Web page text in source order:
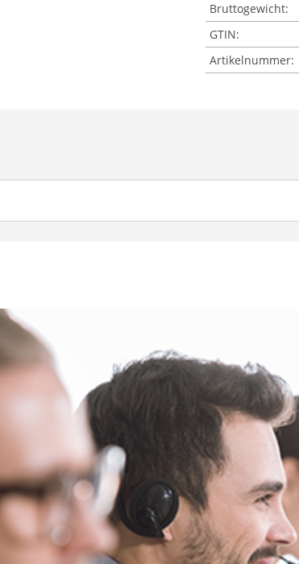
Bruttogewicht:
GTIN:
Artikelnummer: